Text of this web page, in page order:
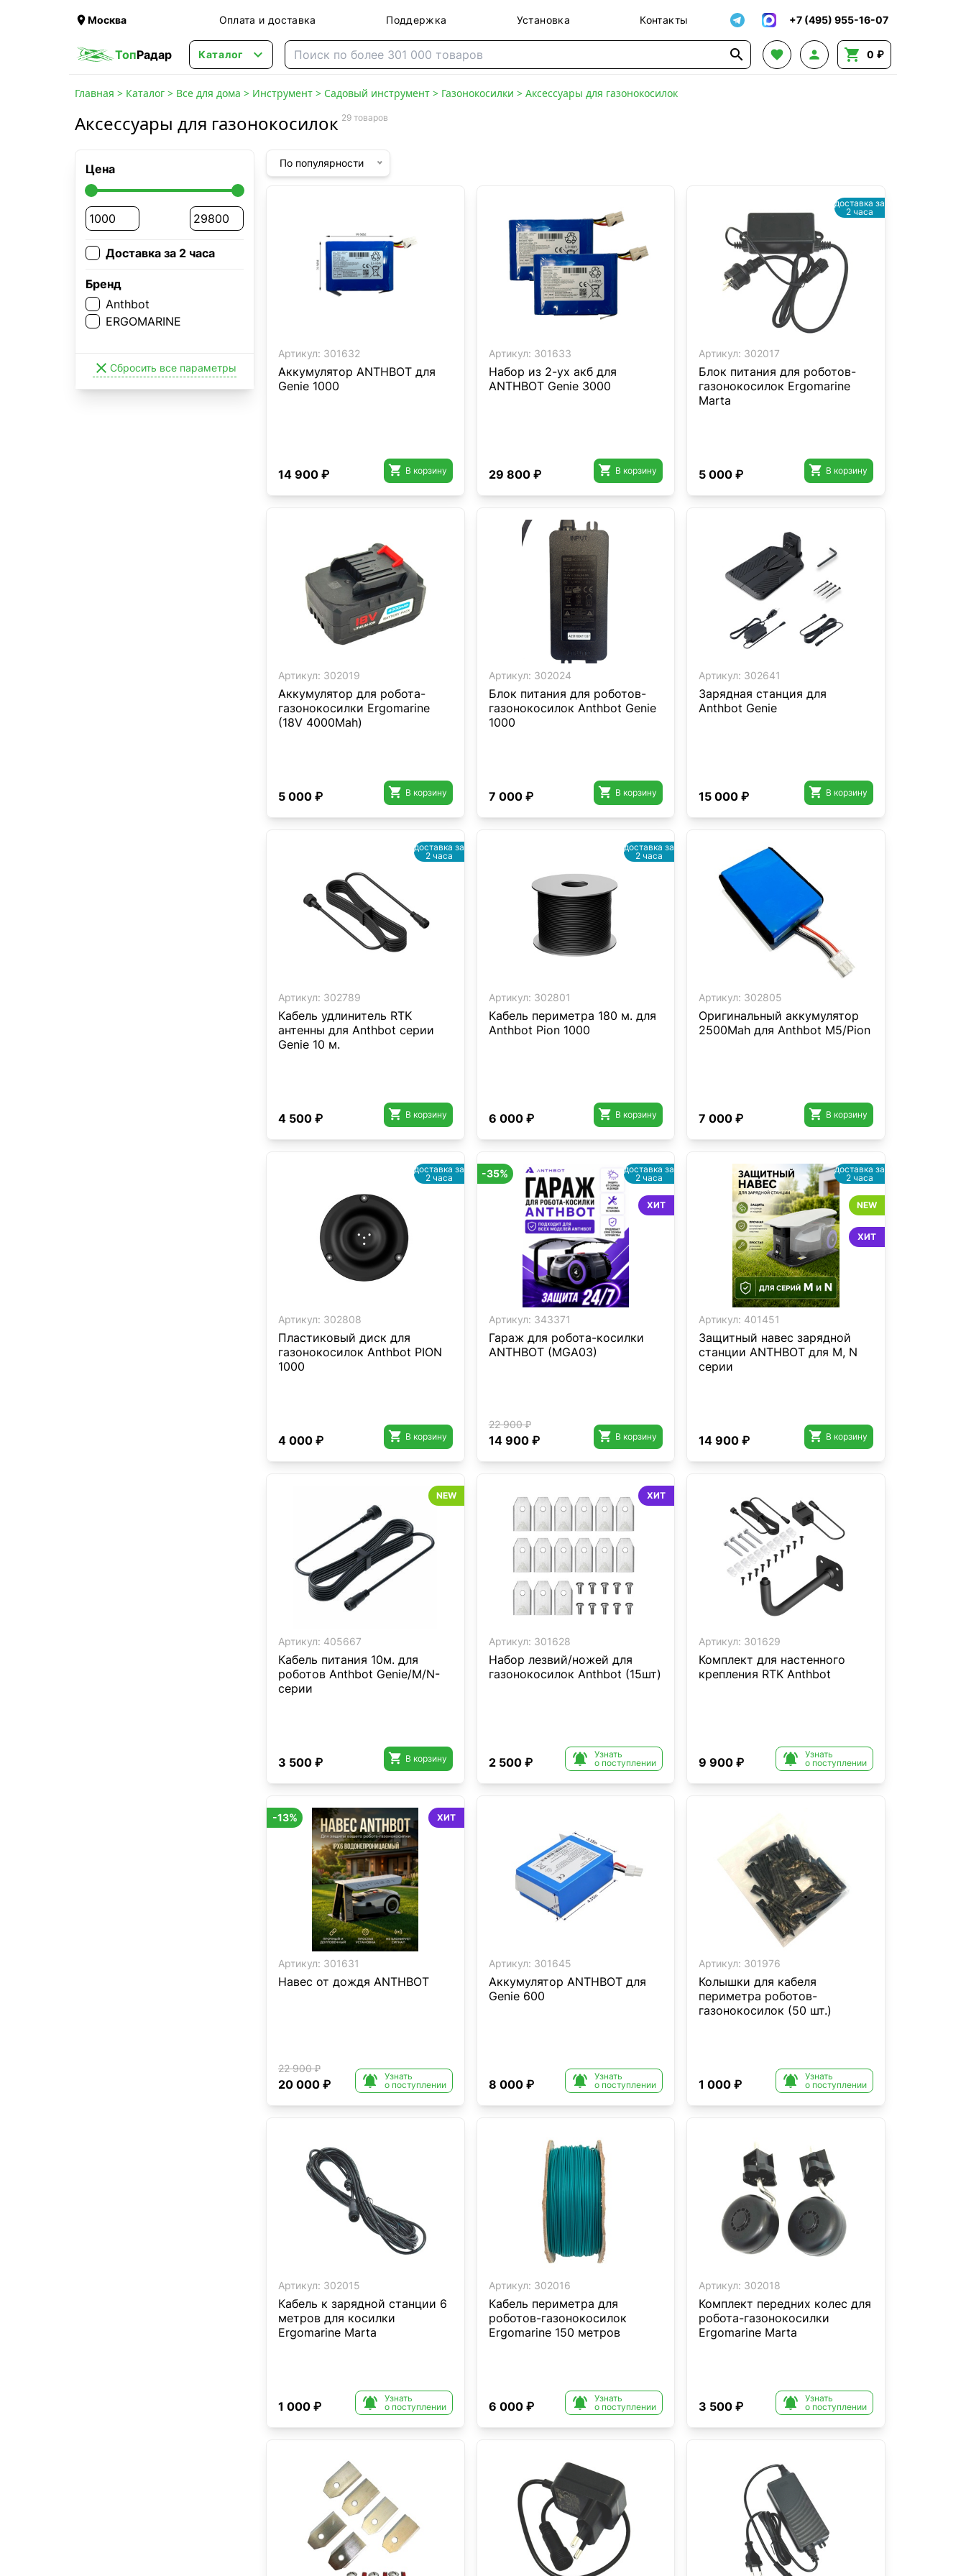
Москва Оплата и доставка Поддержка Установка Контакты +7 (495) 955-16-07
ТопРадар Каталог      0 ₽
Главная > Каталог > Все для дома > Инструмент > Садовый инструмент > Газонокосилки > Аксессуары для газонокосилок
Аксессуары для газонокосилок 29 товаров
Цена
Доставка за 2 часа
Бренд
Anthbot
ERGOMARINE
 Сбросить все параметры
По популярности
Артикул: 301632
Аккумулятор ANTHBOT для
Genie 1000
14 900 ₽  В корзину
Артикул: 301633
Набор из 2-ух акб для
ANTHBOT Genie 3000
29 800 ₽  В корзину
Артикул: 302017
Блок питания для роботов-
газонокосилок Ergomarine
Marta
5 000 ₽  В корзину
доставка за
2 часа
Артикул: 302019
Аккумулятор для робота-
газонокосилки Ergomarine
(18V 4000Mah)
5 000 ₽  В корзину
Артикул: 302024
Блок питания для роботов-
газонокосилок Anthbot Genie
1000
7 000 ₽  В корзину
Артикул: 302641
Зарядная станция для
Anthbot Genie
15 000 ₽  В корзину
Артикул: 302789
Кабель удлинитель RTK
антенны для Anthbot серии
Genie 10 м.
4 500 ₽  В корзину
доставка за
2 часа
Артикул: 302801
Кабель периметра 180 м. для
Anthbot Pion 1000
6 000 ₽  В корзину
доставка за
2 часа
Артикул: 302805
Оригинальный аккумулятор
2500Mah для Anthbot M5/Pion
7 000 ₽  В корзину
Артикул: 302808
Пластиковый диск для
газонокосилок Anthbot PION
1000
4 000 ₽  В корзину
доставка за
2 часа
Артикул: 343371
Гараж для робота-косилки
ANTHBOT (MGA03)
22 900 ₽
14 900 ₽  В корзину
-35%
доставка за
2 часа
ХИТ
Артикул: 401451
Защитный навес зарядной
станции ANTHBOT для M, N
серии
14 900 ₽  В корзину
доставка за
2 часа
NEW
ХИТ
Артикул: 405667
Кабель питания 10м. для
роботов Anthbot Genie/M/N-
серии
3 500 ₽  В корзину
NEW
Артикул: 301628
Набор лезвий/ножей для
газонокосилок Anthbot (15шт)
2 500 ₽ 
Узнать
о поступлении
ХИТ
Артикул: 301629
Комплект для настенного
крепления RTK Anthbot
9 900 ₽ 
Узнать
о поступлении
Артикул: 301631
Навес от дождя ANTHBOT
22 900 ₽
20 000 ₽ 
Узнать
о поступлении
-13% ХИТ
Артикул: 301645
Аккумулятор ANTHBOT для
Genie 600
8 000 ₽ 
Узнать
о поступлении
Артикул: 301976
Колышки для кабеля
периметра роботов-
газонокосилок (50 шт.)
1 000 ₽ 
Узнать
о поступлении
Артикул: 302015
Кабель к зарядной станции 6
метров для косилки
Ergomarine Marta
1 000 ₽ 
Узнать
о поступлении
Артикул: 302016
Кабель периметра для
роботов-газонокосилок
Ergomarine 150 метров
6 000 ₽ 
Узнать
о поступлении
Артикул: 302018
Комплект передних колес для
робота-газонокосилки
Ergomarine Marta
3 500 ₽ 
Узнать
о поступлении